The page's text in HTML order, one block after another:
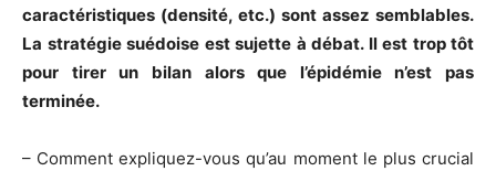
caractéristiques (densité, etc.) sont assez semblables.
La stratégie suédoise est sujette à débat. Il est trop tôt
pour tirer un bilan alors que l’épidémie n’est pas
terminée.
– Comment expliquez-vous qu’au moment le plus crucial